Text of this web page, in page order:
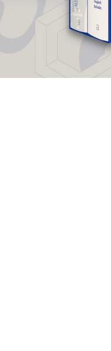
부 / 2010년 3월나이 50세
다. 내 나이에서 몇을 더해
뿐 아니라, 각 언어별로 우
리한 점과 불리한 점을 일
한다. 얼른 읽고 싶은 신간